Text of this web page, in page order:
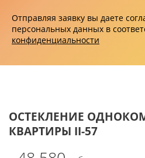
Отправляя заявку вы даете
персональных данных в
конфиденциальности
ОСТЕКЛЕНИЕ
КВАРТИРЫ II-57